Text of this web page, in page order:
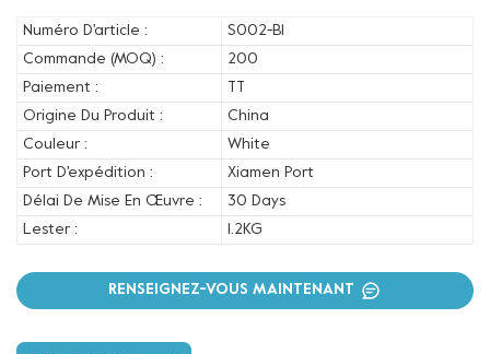
Numéro D'article :
S002-B1
Commande (MOQ) :
200
Paiement :
Origine Du Produit :
China
Couleur :
White
Port D'expédition :
Xiamen Port
Délai De Mise En Œuvre :
30 Days
Lester :
1.2KG
RENSEIGNEZ-VOUS MAINTENANT